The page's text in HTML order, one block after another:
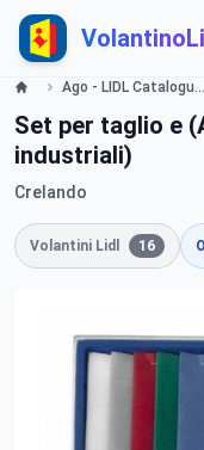
Ago - LIDL Catalogue - Offerte valide dal 1 ottobre 2018 Lidl
Set per taglio e
industriali)
Crelando
Volantini Lidl 16